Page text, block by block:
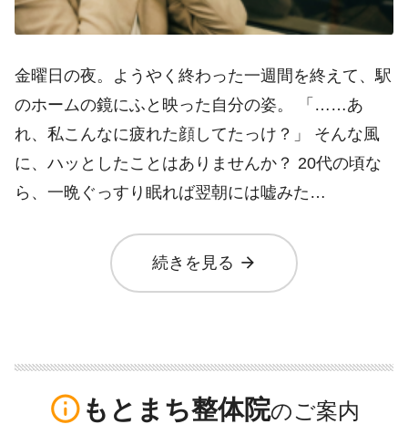
金曜日の夜。ようやく終わった一週間を終えて、駅
のホームの鏡にふと映った自分の姿。 「……あ
れ、私こんなに疲れた顔してたっけ？」 そんな風
に、ハッとしたことはありませんか？ 20代の頃な
ら、一晩ぐっすり眠れば翌朝には嘘みた…
続きを見る arrow_forward
info_outline もとまち整体院